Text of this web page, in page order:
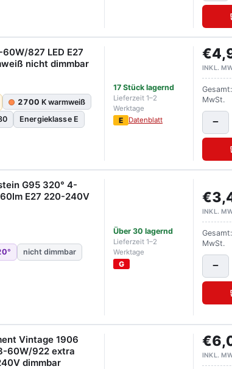
827 LED E27
nicht dimmbar
2700 K warmweiß
Energieklasse E
17 Stück lagernd
Lieferzeit 1–2
Werktage
E Datenblatt
INKL.
Gesamt:
MwSt.
−
G95 320° 4-
E27 220-240V
°
nicht dimmbar
Über 30 lagernd
Lieferzeit 1–2
Werktage
G
INKL.
Gesamt:
MwSt.
−
Vintage 1906
60W/922 extra
dimmbar
INKL.